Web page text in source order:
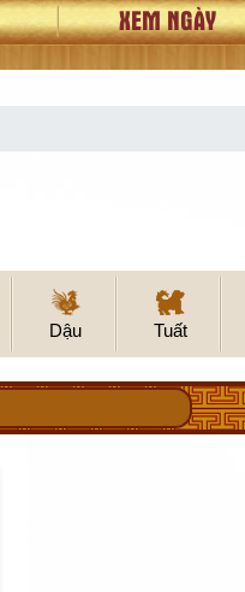
XEM NGÀY
Dậu Tuất